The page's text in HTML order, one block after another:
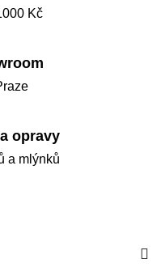
Kč
opravy
a mlýnků